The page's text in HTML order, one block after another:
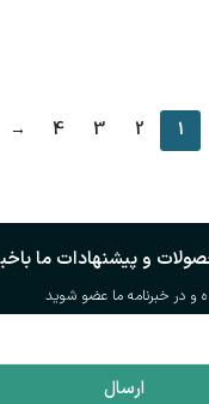
1
2
3
4
→
و پیشنهادات ما
و در خبرنامه ما عضو شوید
ارسال